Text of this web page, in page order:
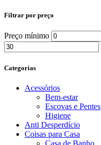
Filtrar por preço
Preço mínimo
Categorias
Acessórios
Bem-estar
Escovas e Pentes
Higiene
Anti Desperdício
Coisas para Casa
Casa de Banho